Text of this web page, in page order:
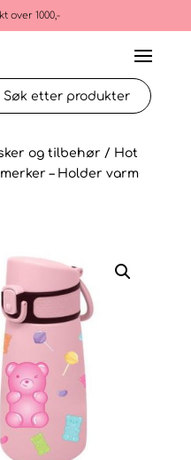
over 1000,-
og tilbehør / Hot
– Holder varm